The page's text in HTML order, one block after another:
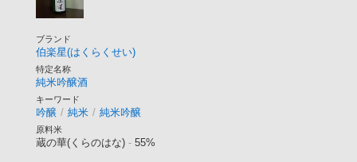
ブランド
伯楽星(はくらくせい)
特定名称
純米吟醸酒
キーワード
吟醸 / 純米 / 純米吟醸
原料米
蔵の華(くらのはな) - 55%